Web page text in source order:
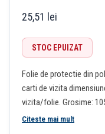
25,51 lei
STOC EPUIZAT
Folie de protectie din
carti de vizita
vizita/folie. Grosime:
Numar perforatii: 11.
Citeste mai mult